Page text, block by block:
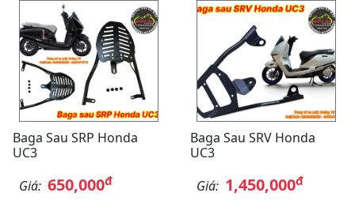
Baga Sau SRP Honda
UC3
Giá: 650,000đ
Baga Sau SRV Honda
UC3
Giá: 1,450,000đ